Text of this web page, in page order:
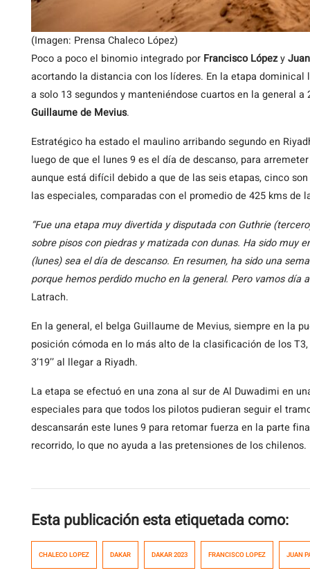
(Imagen: Prensa Chaleco López)
Poco a poco el binomio integrado por Francisco Lópezy
acortando la distancia con los líderes. En la etapa
a solo 13 segundos y manteniéndose cuartos en la general
Guillaume de Mevius.
Estratégico ha estado el maulino arribando segundo en
luego de que el lunes 9 es el día de descanso, para
aunque está difícil debido a que de las seis etapas, cinco
las especiales, comparadas con el promedio de 425 kms de
“Fue una etapa muy divertida y disputada con Guthrie
sobre pisos con piedras y matizada con dunas. Ha sido muy
(lunes) sea el día de descanso. En resumen, ha sido una
porque hemos perdido mucho en la general. Pero vamos día
Latrach.
En la general, el belga Guillaume de Mevius, siempre en la
posición cómoda en lo más alto de la clasificación de los
3’19’’ al llegar a Riyadh.
La etapa se efectuó en una zona al sur de Al Duwadimi en
especiales para que todos los pilotos pudieran seguir el
descansarán este lunes 9 para retomar fuerza en la parte
recorrido, lo que no ayuda a las pretensiones de los chilenos.
Esta publicación esta etiquetada como:
CHALECO LOPEZ DAKAR DAKAR 2023 FRANCISCO LOPEZ JUAN